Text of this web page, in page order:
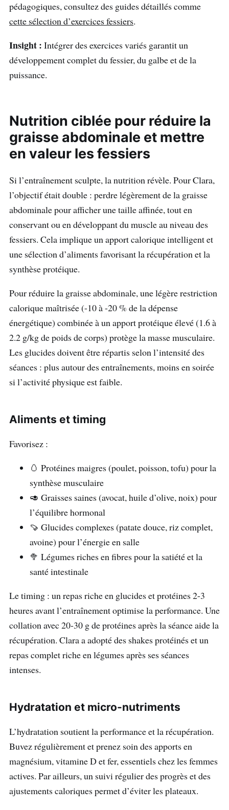
pédagogiques, consultez des guides détaillés comme
cette sélection d’exercices fessiers.
Insight : Intégrer des exercices variés garantit un
développement complet du fessier, du galbe et de la
puissance.
Nutrition ciblée pour réduire la
graisse abdominale et mettre
en valeur les fessiers
Si l’entraînement sculpte, la nutrition révèle. Pour Clara,
l’objectif était double : perdre légèrement de la graisse
abdominale pour afficher une taille affinée, tout en
conservant ou en développant du muscle au niveau des
fessiers. Cela implique un apport calorique intelligent et
une sélection d’aliments favorisant la récupération et la
synthèse protéique.
Pour réduire la graisse abdominale, une légère restriction
calorique maîtrisée (-10 à -20 % de la dépense
énergétique) combinée à un apport protéique élevé (1.6 à
2.2 g/kg de poids de corps) protège la masse musculaire.
Les glucides doivent être répartis selon l’intensité des
séances : plus autour des entraînements, moins en soirée
si l’activité physique est faible.
Aliments et timing
Favorisez :
🥚 Protéines maigres (poulet, poisson, tofu) pour la
synthèse musculaire
🥑 Graisses saines (avocat, huile d’olive, noix) pour
l’équilibre hormonal
🍠 Glucides complexes (patate douce, riz complet,
avoine) pour l’énergie en salle
🥦 Légumes riches en fibres pour la satiété et la
santé intestinale
Le timing : un repas riche en glucides et protéines 2-3
heures avant l’entraînement optimise la performance. Une
collation avec 20-30 g de protéines après la séance aide la
récupération. Clara a adopté des shakes protéinés et un
repas complet riche en légumes après ses séances
intenses.
Hydratation et micro-nutriments
L’hydratation soutient la performance et la récupération.
Buvez régulièrement et prenez soin des apports en
magnésium, vitamine D et fer, essentiels chez les femmes
actives. Par ailleurs, un suivi régulier des progrès et des
ajustements caloriques permet d’éviter les plateaux.